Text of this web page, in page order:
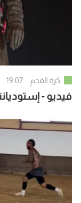
كرة القدم 19:07
فيديو -